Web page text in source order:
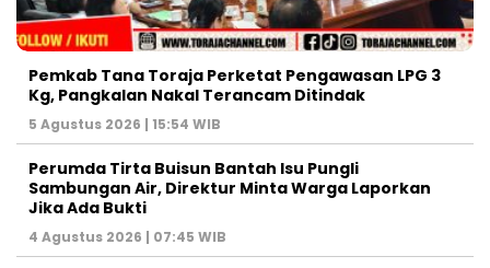
Pemkab Tana Toraja Perketat Pengawasan LPG 3
Kg, Pangkalan Nakal Terancam Ditindak
5 Agustus 2026 | 15:54 WIB
Perumda Tirta Buisun Bantah Isu Pungli
Sambungan Air, Direktur Minta Warga Laporkan
Jika Ada Bukti
4 Agustus 2026 | 07:45 WIB